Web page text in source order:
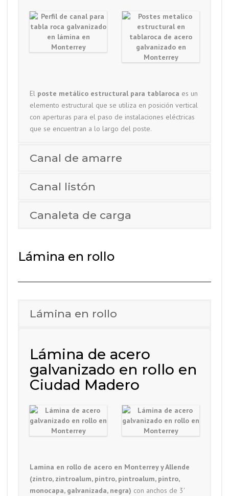
El poste metálico estructural para tablaroca es un
elemento estructural que se utiliza en posición vertical
con aperturas para el paso de instalaciones eléctricas
que se encuentran a lo largo del poste.
Canal de amarre
Canal listón
Canaleta de carga
Lámina en rollo
Lámina en rollo
Lámina de acero
galvanizado en rollo en
Ciudad Madero
Lamina en rollo de acero en Monterrey y Allende
(zintro, zintroalum, pintro, pintroalum, pintro,
monocapa, galvanizada, negra) con anchos de 3′